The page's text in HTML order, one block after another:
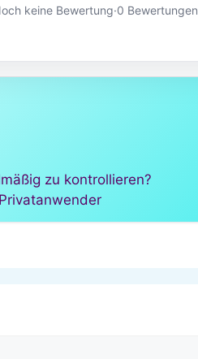
keine Bewertung·0 Bewertungen
zu kontrollieren?